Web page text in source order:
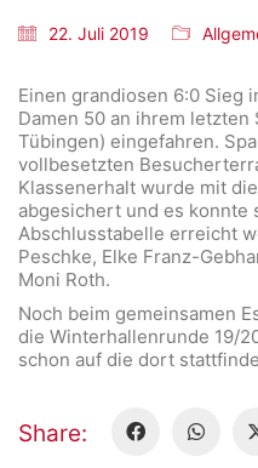
22. Juli 2019
Einen grandiosen 6:0 Sieg
Damen 50 an ihrem
Tübingen) eingefahren.
vollbesetzten
Klassenerhalt wurde mit
abgesichert und es konnte
Abschlusstabelle erreicht
Peschke, Elke Franz-
Moni Roth.
Noch beim gemeinsamen
die Winterhallenrunde 19/
schon auf die dort
Share: